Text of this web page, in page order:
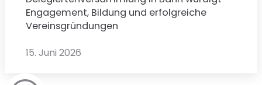
Engagement, Bildung und erfolgreiche
Vereinsgründungen
15. Juni 2026